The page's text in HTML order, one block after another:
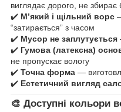
виглядає дорого, не збирає
✔️ М’який і щільний ворс
“затирається” з часом
✔️ Мусор не заплутується
✔️ Гумова (латексна)
не пропускає вологу
✔️ Точна форма —
✔️ Естетичний вигляд
🎨 Доступні кольори